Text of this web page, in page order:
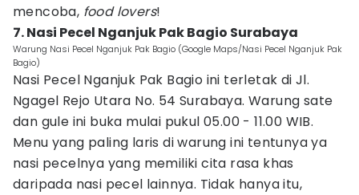
mencoba, food lovers!
7. Nasi Pecel Nganjuk Pak Bagio Surabaya
Warung Nasi Pecel Nganjuk Pak Bagio (Google Maps/Nasi Pecel Nganjuk Pak
Bagio)
Nasi Pecel Nganjuk Pak Bagio ini terletak di Jl.
Ngagel Rejo Utara No. 54 Surabaya. Warung sate
dan gule ini buka mulai pukul 05.00 - 11.00 WIB.
Menu yang paling laris di warung ini tentunya ya
nasi pecelnya yang memiliki cita rasa khas
daripada nasi pecel lainnya. Tidak hanya itu,